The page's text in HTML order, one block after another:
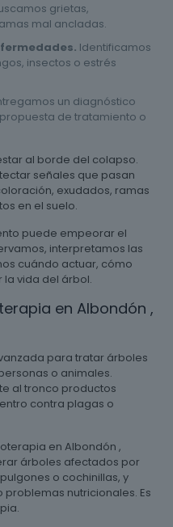
grietas,
mal ancladas.
Identificamos
insectos o estrés
un diagnóstico
de tratamiento o
al borde del colapso.
señales que pasan
exudados, ramas
en el suelo.
puede empeorar el
interpretamos las
cuándo actuar, cómo
vida del árbol.
en Albondón ,
para tratar árboles
o animales.
al tronco productos
contra plagas o
en Albondón ,
árboles afectados por
o cochinillas, y
nutricionales. Es